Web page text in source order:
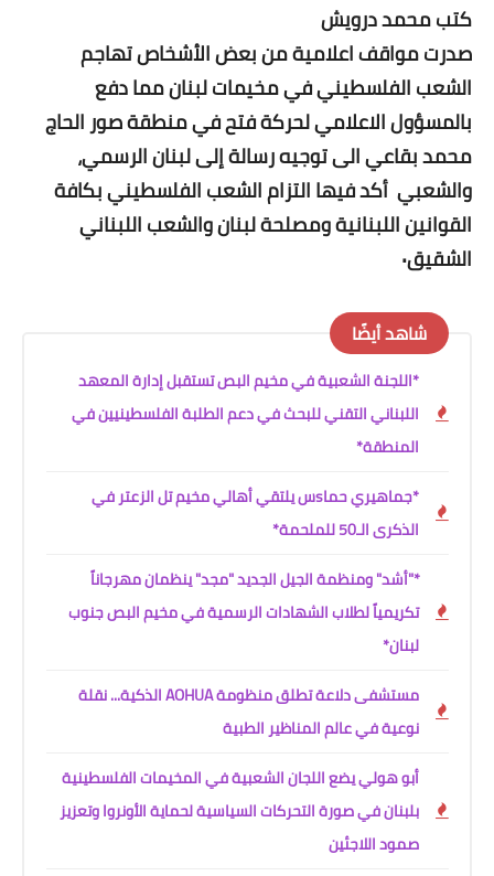
كتب محمد درويش
صدرت مواقف اعلامية من بعض الأشخاص تهاجم
الشعب الفلسطيني في مخيمات لبنان مما دفع
بالمسؤول الاعلامي لحركة فتح في منطقة صور الحاج
محمد بقاعي الى توجيه رسالة إلى لبنان الرسمي،
والشعبي أكد فيها التزام الشعب الفلسطيني بكافة
القوانين اللبنانية ومصلحة لبنان والشعب اللبناني
الشقيق٠
شاهد أيضًا
*اللجنة الشعبية في مخيم البص تستقبل إدارة المعهد
اللبناني التقني للبحث في دعم الطلبة الفلسطينيين في
المنطقة*
*جماهيري حماsس يلتقي أهالي مخيم تل الزعتر في
الذكرى الـ50 للملحمة*
*"أشد" ومنظمة الجيل الجديد "مجد" ينظمان مهرجاناً
تكريمياً لطلاب الشهادات الرسمية في مخيم البص جنوب
لبنان*
مستشفى دلاعة تطلق منظومة AOHUA الذكية... نقلة
نوعية في عالم المناظير الطبية
أبو هولي يضع اللجان الشعبية في المخيمات الفلسطينية
بلبنان في صورة التحركات السياسية لحماية الأونروا وتعزيز
صمود اللاجئين